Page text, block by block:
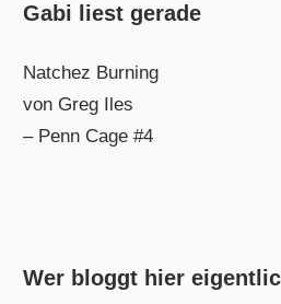
Gabi liest gerade
Natchez Burning
von Greg Iles
– Penn Cage #4
Wer bloggt hier